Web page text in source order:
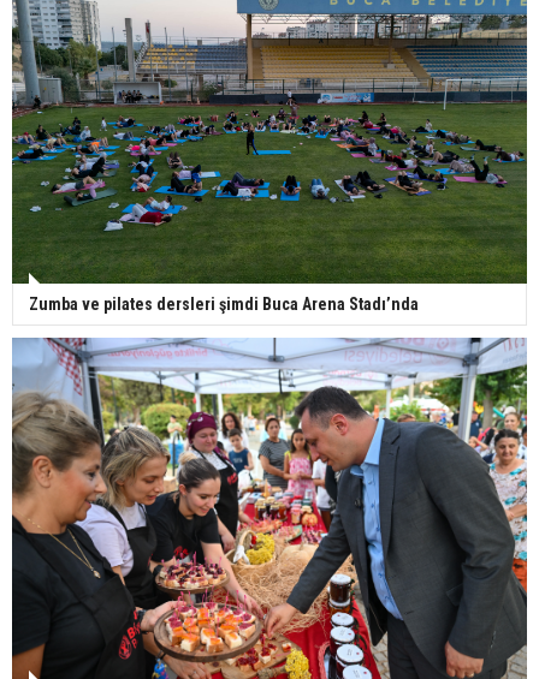
Zumba ve pilates dersleri şimdi Buca Arena Stadı’nda